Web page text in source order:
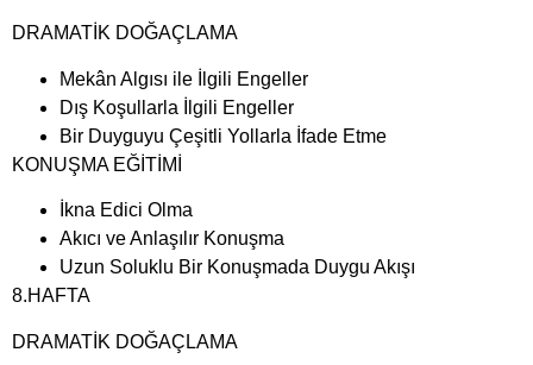
DRAMATİK DOĞAÇLAMA
Mekân Algısı ile İlgili Engeller
Dış Koşullarla İlgili Engeller
Bir Duyguyu Çeşitli Yollarla İfade Etme
KONUŞMA EĞİTİMİ
İkna Edici Olma
Akıcı ve Anlaşılır Konuşma
Uzun Soluklu Bir Konuşmada Duygu Akışı
8.HAFTA
DRAMATİK DOĞAÇLAMA